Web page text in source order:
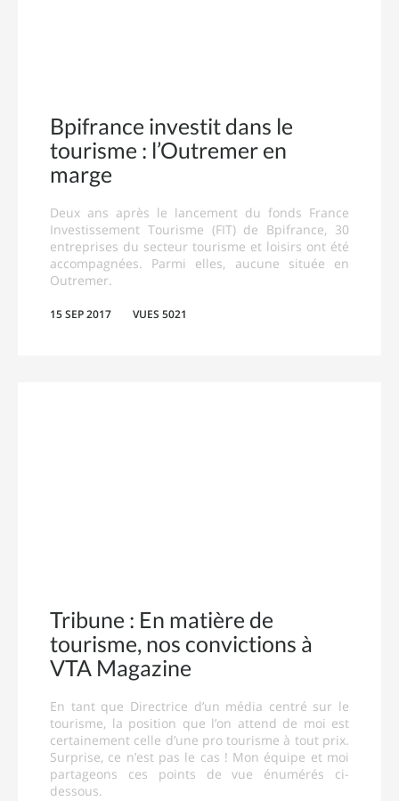
Bpifrance investit dans le
tourisme : l’Outremer en
marge
Deux ans après le lancement du fonds France
Investissement Tourisme (FIT) de Bpifrance, 30
entreprises du secteur tourisme et loisirs ont été
accompagnées. Parmi elles, aucune située en
Outremer.
15 SEP 2017 VUES 5021
Tribune : En matière de
tourisme, nos convictions à
VTA Magazine
En tant que Directrice d’un média centré sur le
tourisme, la position que l’on attend de moi est
certainement celle d’une pro tourisme à tout prix.
Surprise, ce n’est pas le cas ! Mon équipe et moi
partageons ces points de vue énumérés ci-
dessous.